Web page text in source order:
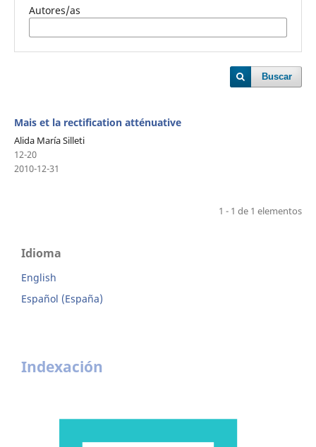
Autores/as
Buscar
Mais et la rectification atténuative
Alida María Silleti
12-20
2010-12-31
1 - 1 de 1 elementos
Idioma
English
Español (España)
Indexación